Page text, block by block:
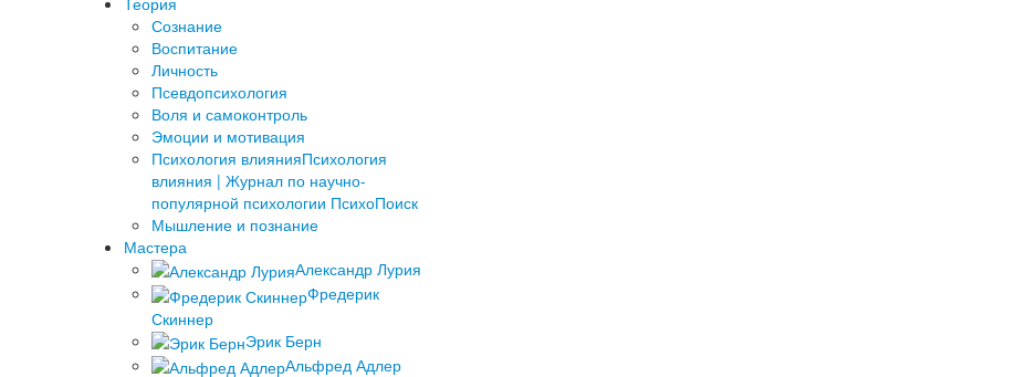
Сознание
Воспитание
Личность
Псевдопсихология
Воля и самоконтроль
Эмоции и мотивация
Психология влиянияПсихология
влияния | Журнал по научно-
популярной психологии ПсихоПоиск
Мышление и познание
Мастера
Александр Лурия
Фредерик
Скиннер
Эрик Берн
Альфред Адлер